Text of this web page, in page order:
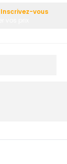
vous